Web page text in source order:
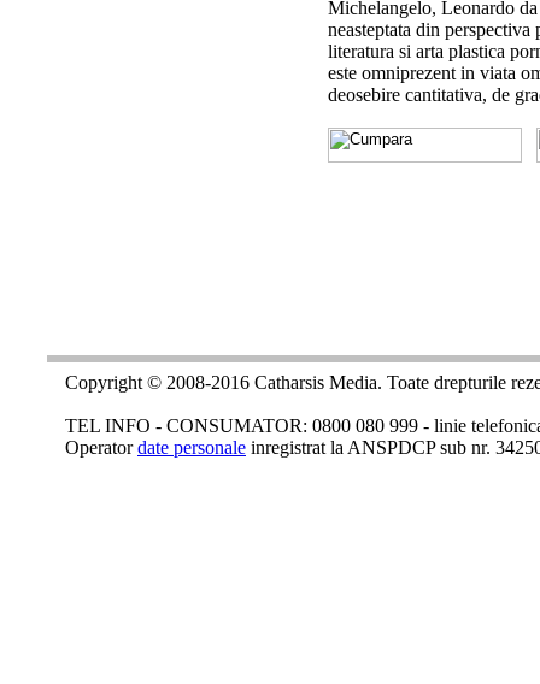
Michelangelo, Leonardo
neasteptata din
literatura si arta plastica
este omniprezent in viata
deosebire cantitativa, de
Copyright © 2008-2016 Catharsis Media. Toate drepturile
TEL INFO - CONSUMATOR: 0800 080 999 - linie
Operatordate personale inregistrat la ANSPDCP sub nr.